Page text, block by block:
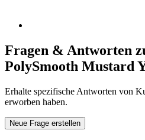
Fragen & Antworten
PolySmooth Mustard
Erhalte spezifische Antworten von
erworben haben.
Neue Frage erstellen